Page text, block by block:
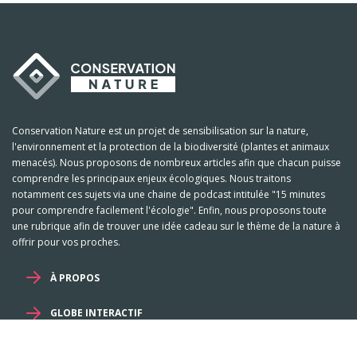
Conservation Nature est un projet de sensibilisation sur la nature,
l'environnement et la protection de la biodiversité (plantes et animaux
menacés). Nous proposons de nombreux articles afin que chacun puisse
comprendre les principaux enjeux écologiques. Nous traitons
notamment ces sujets via une chaine de podcast intitulée "15 minutes
pour comprendre facilement l'écologie". Enfin, nous proposons toute
une rubrique afin de trouver une idée cadeau sur le thème de la nature à
offrir pour vos proches.
À PROPOS
GLOBE INTERACTIF